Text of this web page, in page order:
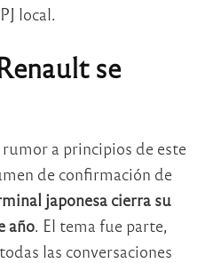
local.
se
a principios de este
de confirmación de
japonesa cierra su
año. El tema fue parte,
las conversaciones